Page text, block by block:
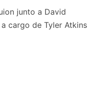
junto a David
cargo de Tyler Atkins